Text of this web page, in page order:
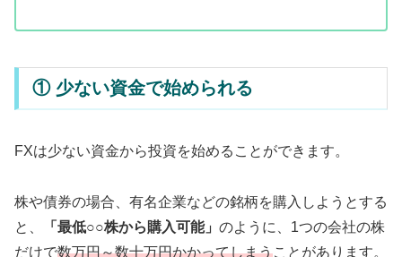
① 少ない資金で始められる
FXは少ない資金から投資を始めることができます。
株や債券の場合、有名企業などの銘柄を購入しようとする
と、
「最低○○株から購入可能」 のように、1つの会社の株
だけで数万円～数十万円かかってしまうことがあります。